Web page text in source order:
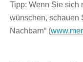
Tipp: Wenn Sie sich
wünschen, schauen
Nachbarn“ (